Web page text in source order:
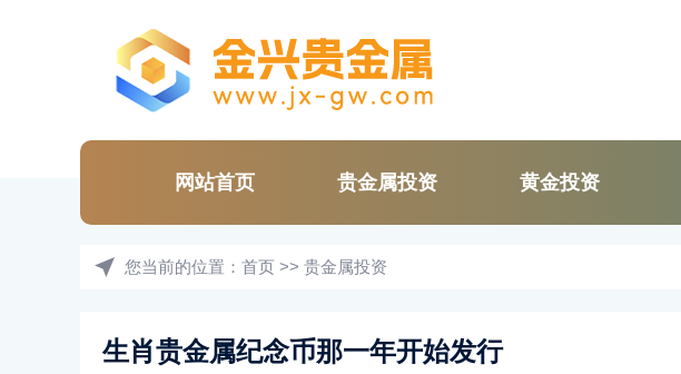
网站首页 贵金属投资 黄金投资
您当前的位置： 首页 >> 贵金属投资
生肖贵金属纪念币那一年开始发行